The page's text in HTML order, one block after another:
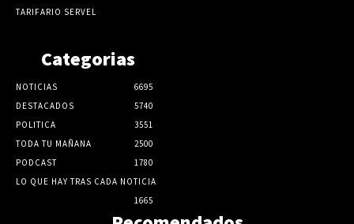
TARIFARIO SERVEL
Categorias
NOTICIAS
6695
DESTACADOS
5740
POLITICA
3551
TODA TU MAÑANA
2500
PODCAST
1780
LO QUE HAY TRAS CADA NOTICIA
1665